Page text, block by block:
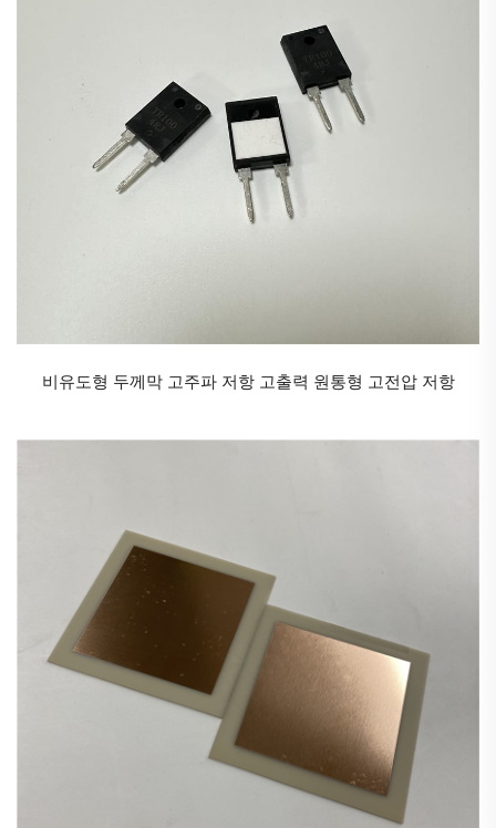
7. **잡음 특성**: 박막 저항보다 더 많은 전류 잡음을 발
생시키지만, 탄소 혼합형 저항보다는 적습니다.
8. **펄스 내성**: 열 관성과 구조 덕분에 우수한 펄스 내
성을 보입니다.
9. **환경 안정성**: 적절히 보호된 경우 습기와 환경 오
염 물질에 대해 우수한 저항성을 나타냅니다.
리 사용되고 있습니다:
레비전, 오디오 장비, 가전제품 및 모바일 기기에서 광
및 인포테인먼트 시스템에서 사용되며 혹독한 환경을
견딜 수 있어야 합니다.
3. 산업용 제어 장치: 모터 드라이브, 전원 공급 장치 및
제어 시스템에서 강도가 뛰어난 특성으로 사용됩니다.
4. 의료 장비: 환자 모니터링 시스템, 진단 장비 및 치료
장치에서 신뢰성이 특히 중요한 분야로 사용됩니다.
5. 통신: 기지국, 라우터 및 네트워크 장비에서 신호 처
비유도형 두께막 고주파 저항 고출력 원통형 고전압 저항